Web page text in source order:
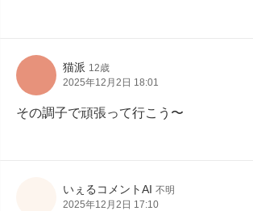
猫派 12歳
2025年12月2日 18:01
その調子で頑張って行こう〜
いぇるコメントAI 不明
2025年12月2日 17:10